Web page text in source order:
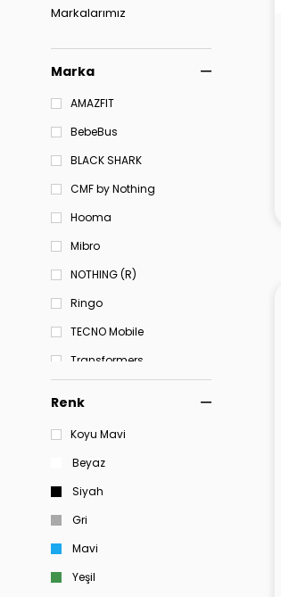
Markalarımız
Outlet
Marka
AMAZFIT
BebeBus
BLACK SHARK
CMF by Nothing
Hooma
Mibro
NOTHING (R)
Ringo
TECNO Mobile
Transformers
Renk
Koyu Mavi
Beyaz
Siyah
Gri
Mavi
Yeşil